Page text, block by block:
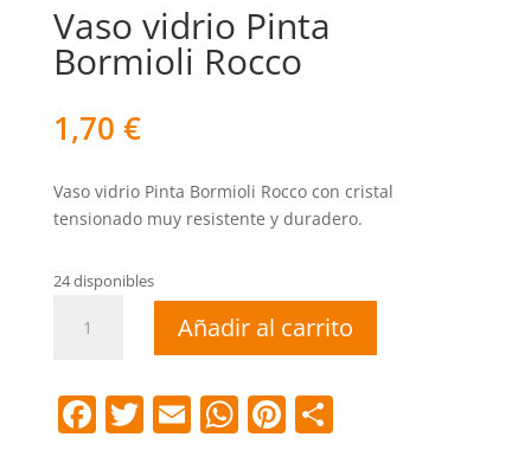
Vaso vidrio Pinta
Bormioli Rocco
1,70 €
Vaso vidrio Pinta Bormioli Rocco con cristal
tensionado muy resistente y duradero.
24 disponibles
vidrio
Rocco
Añadir al carrito
F T E W Pi C